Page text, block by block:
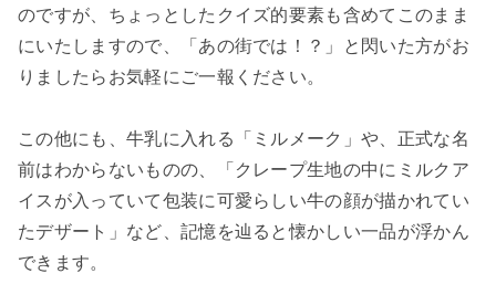
のですが、ちょっとしたクイズ的要素も含めてこのまま
にいたしますので、「あの街では！？」と閃いた方がお
りましたらお気軽にご一報ください。
この他にも、牛乳に入れる「ミルメーク」や、正式な名
前はわからないものの、「クレープ生地の中にミルクア
イスが入っていて包装に可愛らしい牛の顔が描かれてい
たデザート」など、記憶を辿ると懐かしい一品が浮かん
できます。